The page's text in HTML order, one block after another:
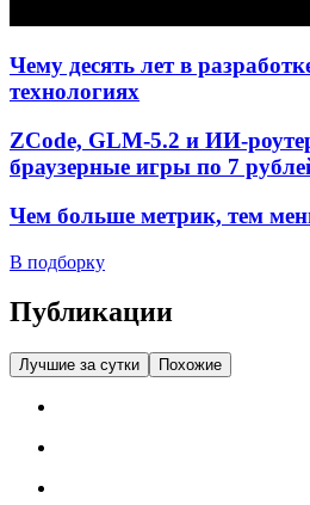
Чему десять лет в
технологиях
ZCode, GLM-5.2 и ИИ-
браузерные игры по 7
Чем больше метрик, тем
В подборку
Публикации
Лучшие за сутки Похожие